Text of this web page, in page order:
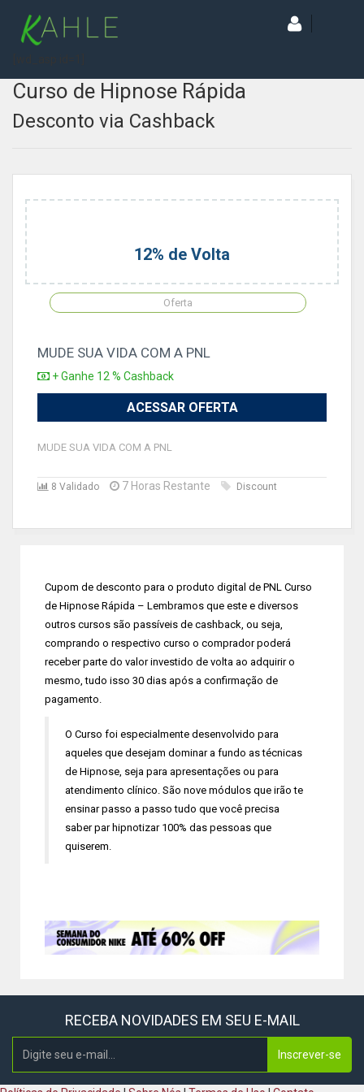
Curso de Hipnose Rápida
Desconto via Cashback
12% de Volta
Oferta
MUDE SUA VIDA COM A PNL
+ Ganhe 12 % Cashback
ACESSAR OFERTA
MUDE SUA VIDA COM A PNL
8 Validado 7 Horas Restante Discount
Cupom de desconto para o produto digital de PNL Curso
de Hipnose Rápida – Lembramos que este e diversos
outros cursos são passíveis de cashback, ou seja,
comprando o respectivo curso o comprador poderá
receber parte do valor investido de volta ao adquirir o
mesmo, tudo isso 30 dias após a confirmação de
pagamento.
O Curso foi especialmente desenvolvido para
aqueles que desejam dominar a fundo as técnicas
de Hipnose, seja para apresentações ou para
atendimento clínico. São nove módulos que irão te
ensinar passo a passo tudo que você precisa
saber par hipnotizar 100% das pessoas que
quiserem.
RECEBA NOVIDADES EM SEU E-MAIL
Inscrever-se